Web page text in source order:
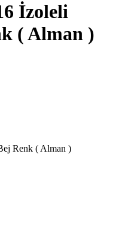
İzoleli
( Alman )
Renk ( Alman )